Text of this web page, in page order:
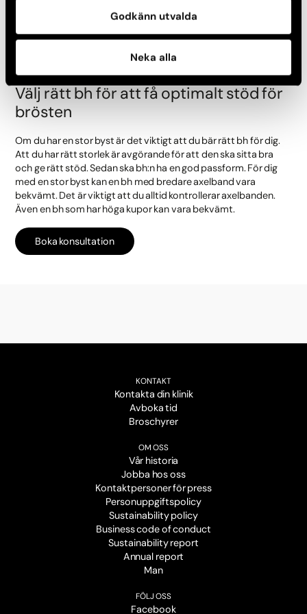
Godkänn utvalda
Neka alla
kan genomföra operationen för att få ett bra och
Välj rätt bh för att få optimalt stöd för
brösten
Om du har en stor byst är det viktigt att du bär rätt bh för dig.
Att du har rätt storlek är avgörande för att den ska sitta bra
och ge rätt stöd. Sedan ska bh:n ha en god passform. För dig
med en stor byst kan en bh med bredare axelband vara
bekvämt. Det är viktigt att du alltid kontrollerar axelbanden.
Även en bh som har höga kupor kan vara bekvämt.
Boka konsultation
KONTAKT
Kontakta din klinik
Avboka tid
Broschyrer
OM OSS
Vår historia
Jobba hos oss
Kontaktpersoner för press
Personuppgiftspolicy
Sustainability policy
Business code of conduct
Sustainability report
Annual report
Man
FÖLJ OSS
Facebook